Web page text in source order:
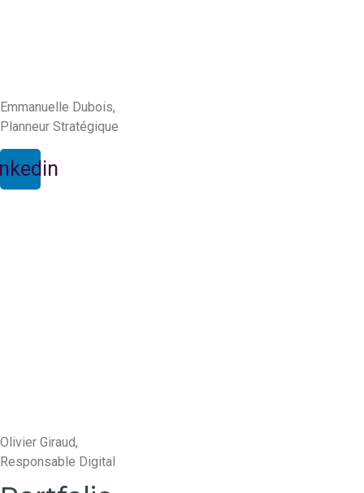
Emmanuelle Dubois,
Planneur Stratégique
Olivier Giraud,
Responsable Digital